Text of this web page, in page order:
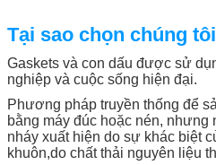
Tại sao chọn chúng
Gaskets và con dấu được sử
nghiệp và cuộc sống hiện đại.
Phương pháp truyền thống để
bằng máy đúc hoặc nén, nhưng
nháy xuất hiện do sự khác biệt
khuôn,do chất thải nguyên liệu